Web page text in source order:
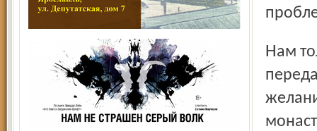
Нам только кажется, что мы что-то сами решаем -